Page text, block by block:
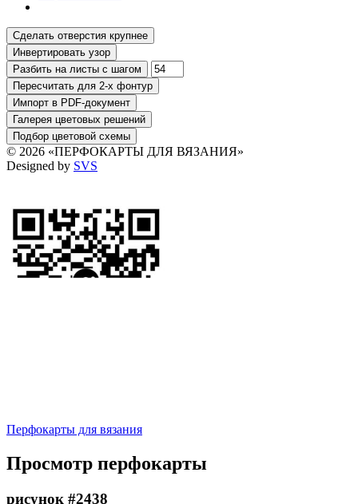
© 2026 «ПЕРФОКАРТЫ ДЛЯ ВЯЗАНИЯ»
Designed by SVS
Перфокарты для вязания
Просмотр перфокарты
рисунок #2438